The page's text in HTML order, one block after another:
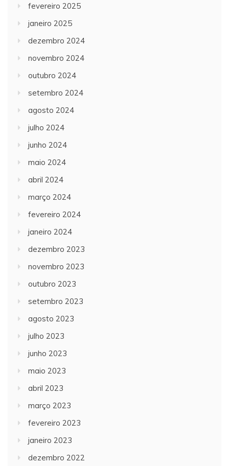
fevereiro 2025
janeiro 2025
dezembro 2024
novembro 2024
outubro 2024
setembro 2024
agosto 2024
julho 2024
junho 2024
maio 2024
abril 2024
março 2024
fevereiro 2024
janeiro 2024
dezembro 2023
novembro 2023
outubro 2023
setembro 2023
agosto 2023
julho 2023
junho 2023
maio 2023
abril 2023
março 2023
fevereiro 2023
janeiro 2023
dezembro 2022